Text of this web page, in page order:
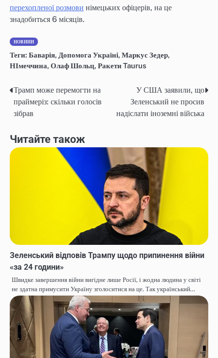
перехопленої розмови німецьких офіцерів, на це
знадобиться 6 місяців.
НОВИНИ
Теги: Баварія, Допомога Україні, Маркус Зедер,
НІмеччина, Олаф Шольц, Ракети Taurus
Навігація
записів
Трамп може перемогти на
праймеріз: скільки голосів
зібрав
У США заявили, що
Зеленський не просив
надіслати іноземні війська
Читайте також
Зеленський відповів Трампу щодо припинення війни
«за 24 години»
Швидке завершення війни вигідне лише Росії, і жодна людина у світі
не здатна примусити Україну зголоситися на це. Так український…